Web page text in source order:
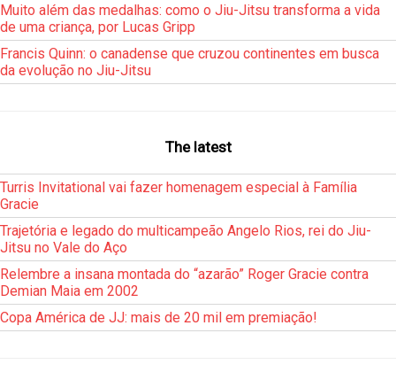
Muito além das medalhas: como o Jiu-Jitsu transforma a vida
de uma criança, por Lucas Gripp
Francis Quinn: o canadense que cruzou continentes em busca
da evolução no Jiu-Jitsu
The latest
Turris Invitational vai fazer homenagem especial à Família
Gracie
Trajetória e legado do multicampeão Angelo Rios, rei do Jiu-
Jitsu no Vale do Aço
Relembre a insana montada do “azarão” Roger Gracie contra
Demian Maia em 2002
Copa América de JJ: mais de 20 mil em premiação!